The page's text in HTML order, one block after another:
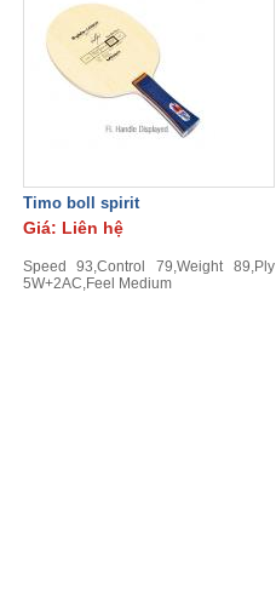
Timo boll spirit
Giá: Liên hệ
Speed 93,Control 79,Weight 89,Ply
5W+2AC,Feel Medium